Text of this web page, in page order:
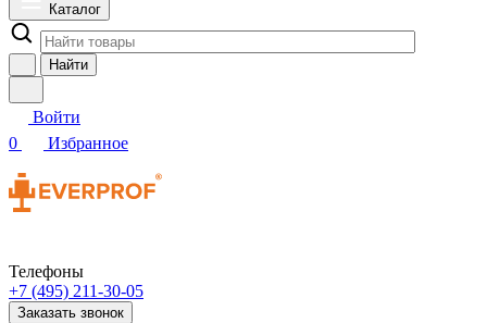
Каталог
Найти
Войти
0
Избранное
Телефоны
+7 (495) 211-30-05
Заказать звонок